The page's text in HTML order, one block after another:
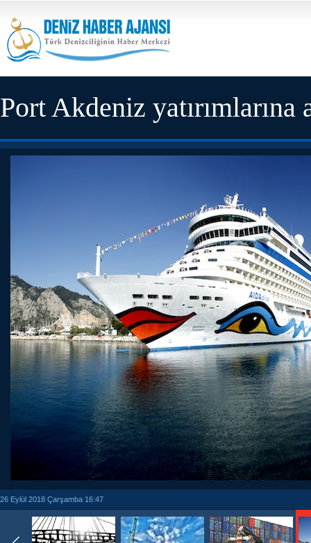
Port Akdeniz yatırımlarına
26 Eylül 2018 Çarşamba 16:47